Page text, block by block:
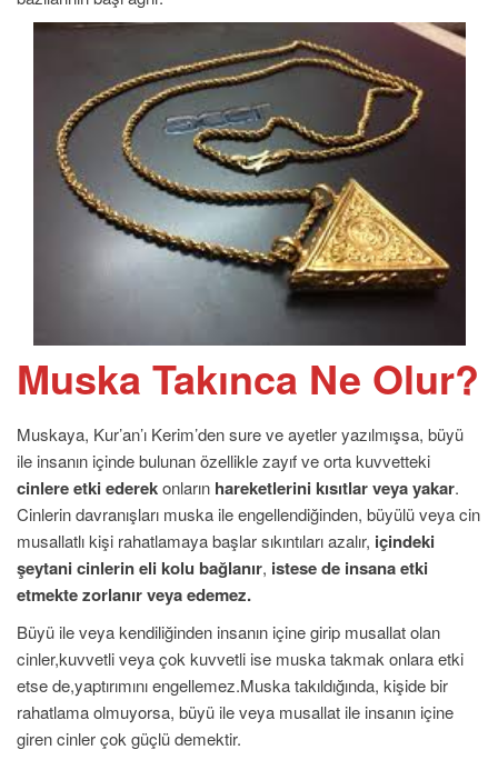
Muska Takınca Ne Olur?
Muskaya, Kur’an’ı Kerim’den sure ve ayetler yazılmışsa, büyü
ile insanın içinde bulunan özellikle zayıf ve orta kuvvetteki
cinlere etki ederekonların hareketlerini kısıtlar veya yakar.
Cinlerin davranışları muska ile engellendiğinden, büyülü veya cin
musallatlı kişi rahatlamaya başlar sıkıntıları azalır, içindeki
şeytani cinlerin eli kolu bağlanır, istese de insana etki
etmekte zorlanır veya edemez.
Büyü ile veya kendiliğinden insanın içine girip musallat olan
cinler,kuvvetli veya çok kuvvetli ise muska takmak onlara etki
etse de,yaptırımını engellemez.Muska takıldığında, kişide bir
rahatlama olmuyorsa, büyü ile veya musallat ile insanın içine
giren cinler çok güçlü demektir.